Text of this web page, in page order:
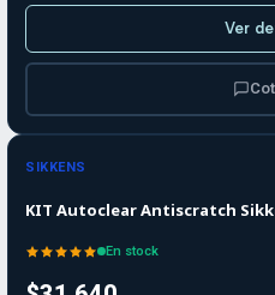
Ver
SIKKENS
KIT Autoclear Antiscratch
En stock